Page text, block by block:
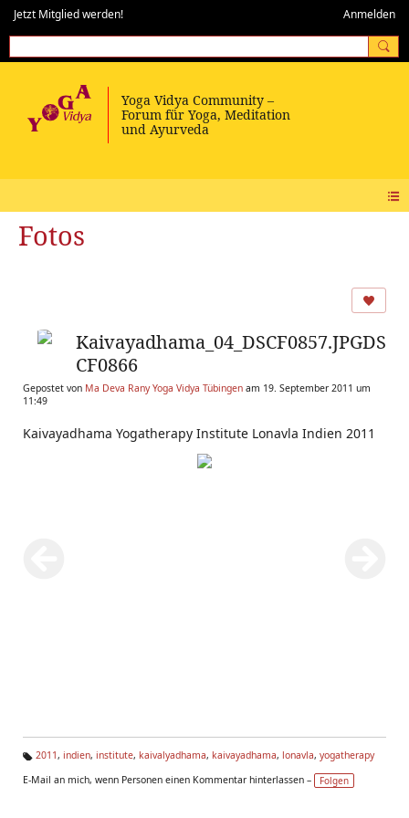
Jetzt Mitglied werden! Anmelden
Fotos
Kaivayadhama_04_DSCF0857.JPGDS
CF0866
Gepostet von Ma Deva Rany Yoga Vidya Tübingen am 19. September 2011 um
11:49
Kaivayadhama Yogatherapy Institute Lonavla Indien 2011
g
2011 , indien, institute, kaivalyadhama, kaivayadhama, lonavla, yogatherapy
E-Mail an mich, wenn Personen einen Kommentar hinterlassen –
Folgen